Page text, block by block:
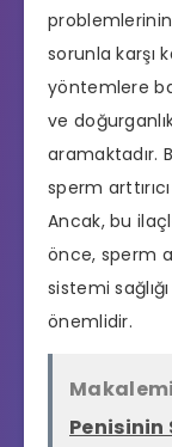
problemlerinin
sorunla karşı
yöntemlere
ve
aramaktadır.
sperm
Ancak, bu
önce, sperm
sistemi
önemlidir.
Penisinin